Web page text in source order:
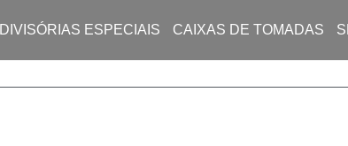
DIVISÓRIAS ESPECIAIS CAIXAS DE TOMADAS